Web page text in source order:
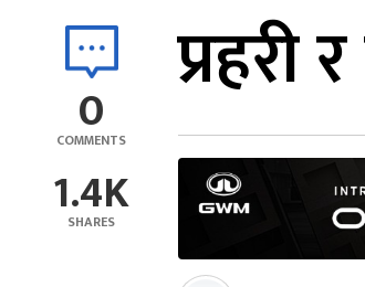
0
COMMENTS
1.4K
SHARES
प्रहरी